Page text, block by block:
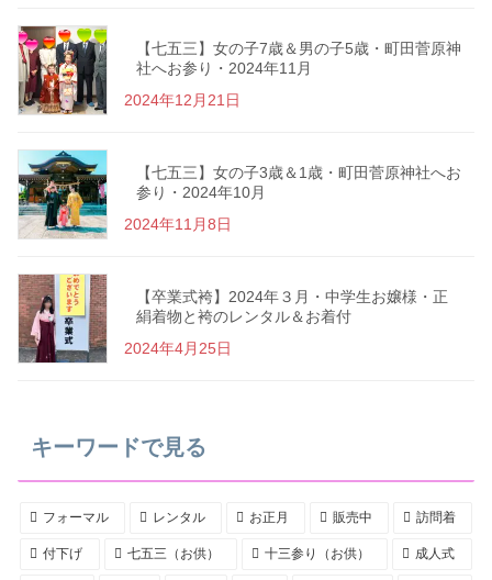
【七五三】女の子7歳＆男の子5歳・町田菅原神
社へお参り・2024年11月
2024年12月21日
【七五三】女の子3歳＆1歳・町田菅原神社へお
参り・2024年10月
2024年11月8日
【卒業式袴】2024年３月・中学生お嬢様・正
絹着物と袴のレンタル＆お着付
2024年4月25日
キーワードで見る
フォーマル レンタル お正月 販売中 訪問着
付下げ 七五三（お供） 十三参り（お供） 成人式